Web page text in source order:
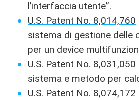
l’interfaccia utente”.
U.S. Patent No. 8,014,760
sistema di gestione delle
per un device
U.S. Patent No. 8,031,050
sistema e metodo per
U.S. Patent No. 8,074,172